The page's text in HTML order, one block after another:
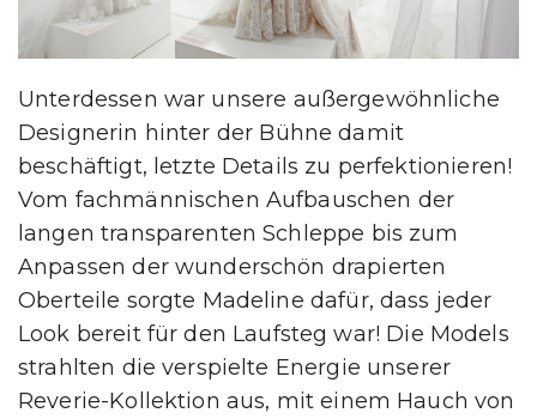
Unterdessen war unsere außergewöhnliche
Designerin hinter der Bühne damit
beschäftigt, letzte Details zu perfektionieren!
Vom fachmännischen Aufbauschen der
langen transparenten Schleppe bis zum
Anpassen der wunderschön drapierten
Oberteile sorgte Madeline dafür, dass jeder
Look bereit für den Laufsteg war! Die Models
strahlten die verspielte Energie unserer
Reverie-Kollektion aus, mit einem Hauch von